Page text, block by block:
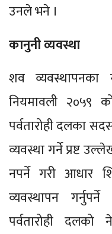
उनले भने ।
कानुनी व्यवस्था
शव व्यवस्थापनका
नियमावली २०५९
पर्वतारोही दलका
व्यवस्था गर्ने प्रष्ट
नपर्ने गरी आधार
व्यवस्थापन
पर्वतारोही